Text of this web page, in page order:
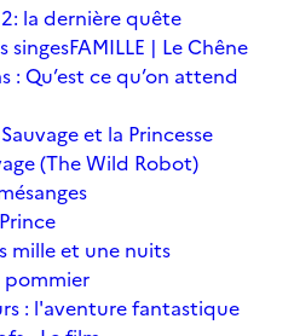
la dernière quête
singesFAMILLE | Le Chêne
: Qu’est ce qu’on attend
et la Princesse
(The Wild Robot)
mille et une nuits
pommier
: l'aventure fantastique